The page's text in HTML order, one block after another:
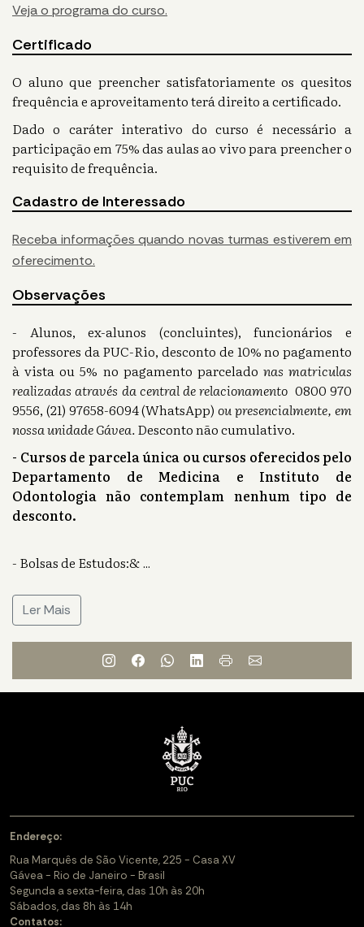
Veja o programa do curso.
Certificado
O aluno que preencher satisfatoriamente os quesitos
frequência e aproveitamento terá direito a certificado.
Dado o caráter interativo do curso é necessário a
participação em 75% das aulas ao vivo para preencher o
requisito de frequência.
Cadastro de Interessado
Receba informações quando novas turmas estiverem em
oferecimento.
Observações
- Alunos, ex-alunos (concluintes), funcionários e
professores da PUC-Rio, desconto de 10% no pagamento
à vista ou 5% no pagamento parcelado nas matriculas
realizadas através da central de relacionamento 0800 970
9556, (21) 97658-6094 (WhatsApp)ou presencialmente, em
nossa unidade Gávea.Desconto não cumulativo.
- Cursos de parcela única ou cursos oferecidos pelo
Departamento de Medicina e Instituto de
Odontologia não contemplam nenhum tipo de
desconto.
- Bolsas de Estudos:&...
Ler Mais
Endereço:
Rua Marquês de São Vicente, 225 - Casa XV
Gávea - Rio de Janeiro - Brasil
Segunda a sexta-feira, das 10h às 20h
Sábados, das 8h às 14h
Contatos: